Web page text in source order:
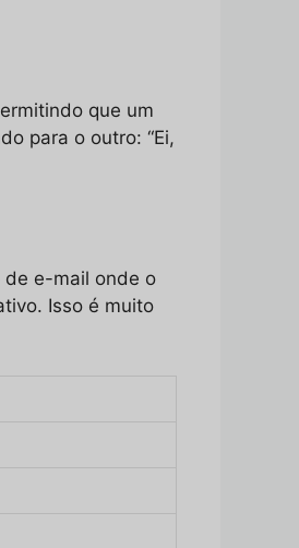
que um
para o outro: “Ei,
de e-mail onde o
Isso é muito